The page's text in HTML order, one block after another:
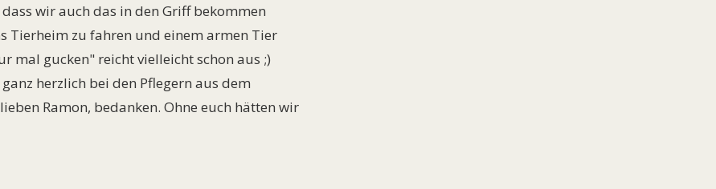
wir auch das in den Griff bekommen
Tierheim zu fahren und einem armen Tier
mal gucken" reicht vielleicht schon aus ;)
herzlich bei den Pflegern aus dem
Ramon, bedanken. Ohne euch hätten wir